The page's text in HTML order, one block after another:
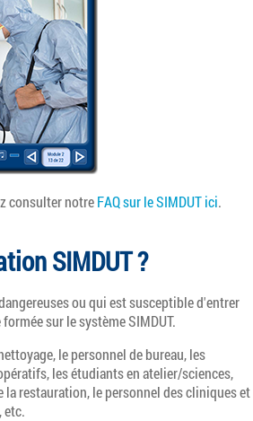
consulter notreFAQ sur le SIMDUT ici.
SIMDUT ?
ou qui est susceptible d'entrer
sur le système SIMDUT.
le personnel de bureau, les
les étudiants en atelier/sciences,
restauration, le personnel des cliniques et
etc.